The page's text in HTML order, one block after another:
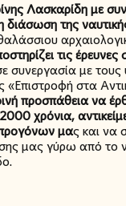
Λασκαρίδη με
διάσωση της
τις
συνεργασία με
«Επιστροφή στα
προσπάθεια να
χρόνια,
μας και να
μας γύρω από το